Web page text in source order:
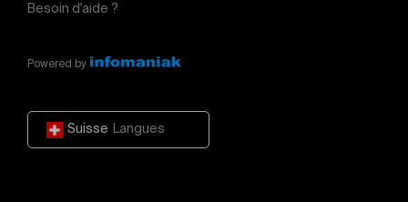
Besoin d'aide ?
Powered by
Suisse Langues